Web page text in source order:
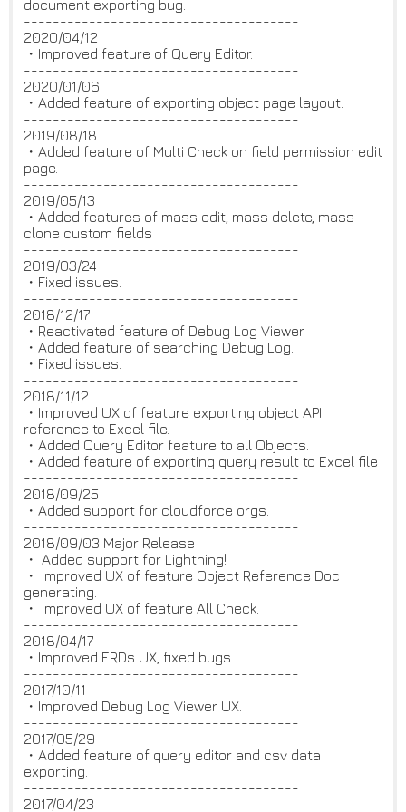
document exporting bug.
--------------------------------------
2020/04/12
・Improved feature of Query Editor.
--------------------------------------
2020/01/06
・Added feature of exporting object page layout.
--------------------------------------
2019/08/18
・Added feature of Multi Check on field permission edit
page.
--------------------------------------
2019/05/13
・Added features of mass edit, mass delete, mass
clone custom fields
--------------------------------------
2019/03/24
・Fixed issues.
--------------------------------------
2018/12/17
・Reactivated feature of Debug Log Viewer.
・Added feature of searching Debug Log.
・Fixed issues.
--------------------------------------
2018/11/12
・Improved UX of feature exporting object API
reference to Excel file.
・Added Query Editor feature to all Objects.
・Added feature of exporting query result to Excel file
--------------------------------------
2018/09/25
・Added support for cloudforce orgs.
--------------------------------------
2018/09/03 Major Release
・ Added support for Lightning!
・ Improved UX of feature Object Reference Doc
generating.
・ Improved UX of feature All Check.
--------------------------------------
2018/04/17
・Improved ERDs UX, fixed bugs.
--------------------------------------
2017/10/11
・Improved Debug Log Viewer UX.
--------------------------------------
2017/05/29
・Added feature of query editor and csv data
exporting.
--------------------------------------
2017/04/23